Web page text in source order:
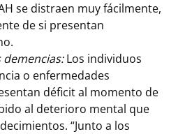
se distraen muy fácilmente,
de si presentan
Los individuos
o enfermedades
déficit al momento de
al deterioro mental que
“Junto a los